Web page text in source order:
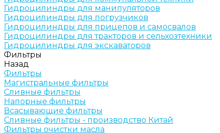
Гидроцилиндры для манипуляторов
Гидроцилиндры для погрузчиков
Гидроцилиндры для прицепов и самосвалов
Гидроцилиндры для тракторов и сельхозтехники
Гидроцилиндры для экскаваторов
Фильтры
Назад
Фильтры
Магистральные фильтры
Сливные фильтры
Напорные фильтры
Всасывающие фильтры
Сливные фильтры - производство Китай
Фильтры очистки масла